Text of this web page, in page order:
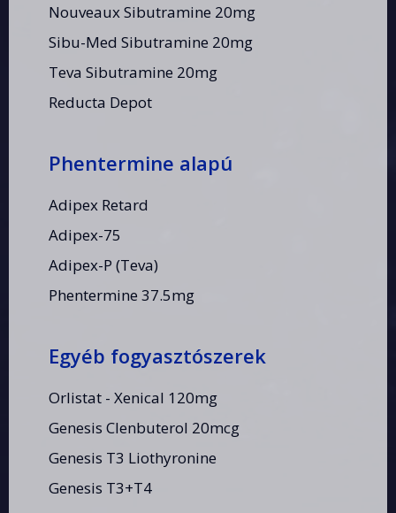
Nouveaux Sibutramine 20mg
Sibu-Med Sibutramine 20mg
Teva Sibutramine 20mg
Reducta Depot
Phentermine alapú
Adipex Retard
Adipex-75
Adipex-P (Teva)
Phentermine 37.5mg
Egyéb fogyasztószerek
Orlistat - Xenical 120mg
Genesis Clenbuterol 20mcg
Genesis T3 Liothyronine
Genesis T3+T4